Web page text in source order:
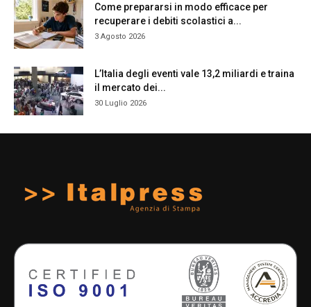
Come prepararsi in modo efficace per
recuperare i debiti scolastici a...
3 Agosto 2026
L’Italia degli eventi vale 13,2 miliardi e traina
il mercato dei...
30 Luglio 2026